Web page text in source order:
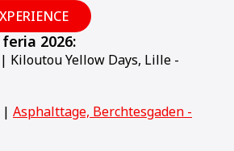
2026:
| Kiloutou Yellow Days, Lille -
| Asphalttage, Berchtesgaden -